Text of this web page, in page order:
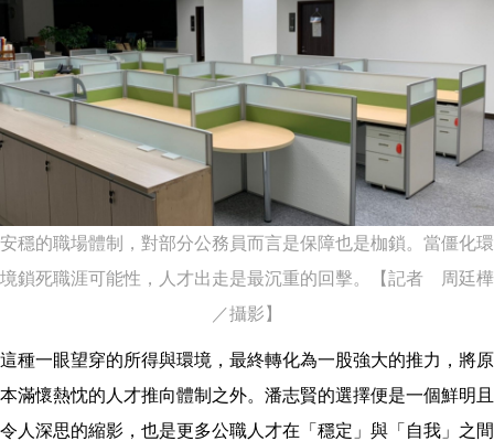
安穩的職場體制，對部分公務員而言是保障也是枷鎖。當僵化環
境鎖死職涯可能性，人才出走是最沉重的回擊。【記者 周廷樺
／攝影】
這種一眼望穿的所得與環境，最終轉化為一股強大的推力，將原
本滿懷熱忱的人才推向體制之外。潘志賢的選擇便是一個鮮明且
令人深思的縮影，也是更多公職人才在「穩定」與「自我」之間